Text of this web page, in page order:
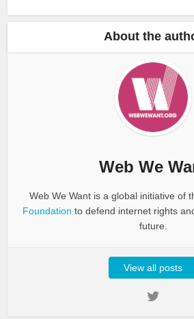
About the
Web We
Web We Want is a global initiative of
Foundation to defend internet rights
future.
View all posts